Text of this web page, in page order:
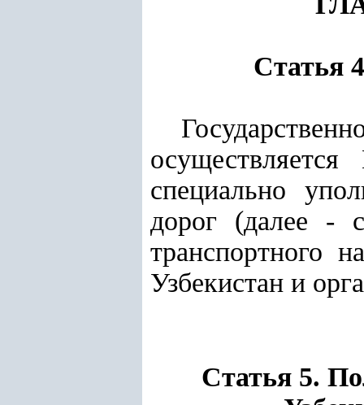
Статья
специально
дорог (далее -
транспортного
Узбекистан и
Статья 5.